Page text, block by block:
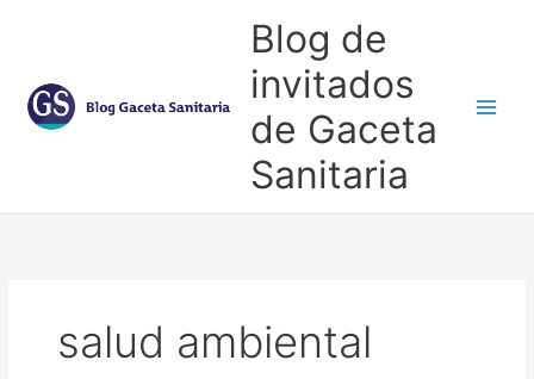
Blog de
invitados
de Gaceta
Sanitaria
salud ambiental